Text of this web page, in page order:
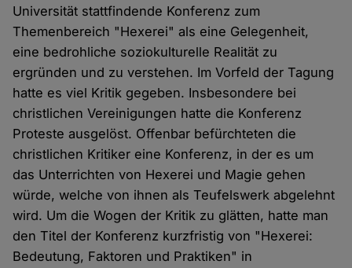
Universität stattfindende Konferenz zum
Themenbereich "Hexerei" als eine Gelegenheit,
eine bedrohliche soziokulturelle Realität zu
ergründen und zu verstehen. Im Vorfeld der Tagung
hatte es viel Kritik gegeben. Insbesondere bei
christlichen Vereinigungen hatte die Konferenz
Proteste ausgelöst. Offenbar befürchteten die
christlichen Kritiker eine Konferenz, in der es um
das Unterrichten von Hexerei und Magie gehen
würde, welche von ihnen als Teufelswerk abgelehnt
wird. Um die Wogen der Kritik zu glätten, hatte man
den Titel der Konferenz kurzfristig von "Hexerei:
Bedeutung, Faktoren und Praktiken" in